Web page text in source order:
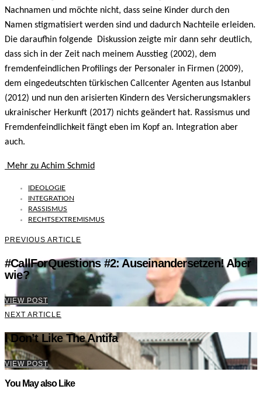
Nachnamen und möchte nicht, dass seine Kinder durch den
Namen stigmatisiert werden sind und dadurch Nachteile erleiden.
Die daraufhin folgende Diskussion zeigte mir dann sehr deutlich,
dass sich in der Zeit nach meinem Ausstieg (2002), dem
fremdenfeindlichen Profilings der Personaler in Firmen (2009),
dem eingedeutschten türkischen Callcenter Agenten aus Istanbul
(2012) und nun den arisierten Kindern des Versicherungsmaklers
ukrainischer Herkunft (2017) nichts geändert hat. Rassismus und
Fremdenfeindlichkeit fängt eben im Kopf an. Integration aber
auch.
Mehr zu Achim Schmid
IDEOLOGIE
INTEGRATION
RASSISMUS
RECHTSEXTREMISMUS
PREVIOUS ARTICLE
#CallForQuestions #2: Auseinandersetzen! Aber
wie?
VIEW POST
NEXT ARTICLE
I Don’t Like The Antifa
VIEW POST
You May also Like